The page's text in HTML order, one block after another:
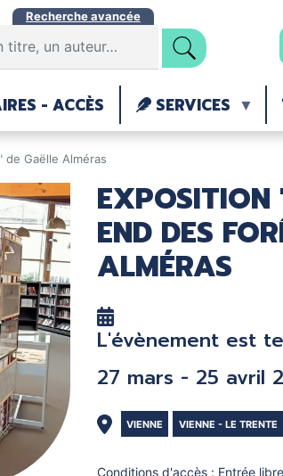
Aller
contenu
principal
Recherche avancée
- ACCÈS SERVICES
Gaëlle Alméras
EXPOSITION
END DES
ALMÉRAS
L'évènement est
27 mars - 25 avril
VIENNE VIENNE - LE TRENTE
Conditions d'accès : Entrée libre